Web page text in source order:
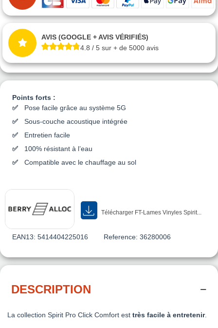
Points forts :
Pose facile grâce au système 5G
Sous-couche acoustique intégrée
Entretien facile
100% résistant à l’eau
Compatible avec le chauffage au sol
Télécharger FT-Lames Vinyles Spirit...
EAN13: 5414404225016 Reference: 36280006
AVIS (GOOGLE + AVIS VÉRIFIÉS)
4.8 / 5 sur + de 5000 avis
DESCRIPTION
La collection Spirit Pro Click Comfort est très facile à entretenir.